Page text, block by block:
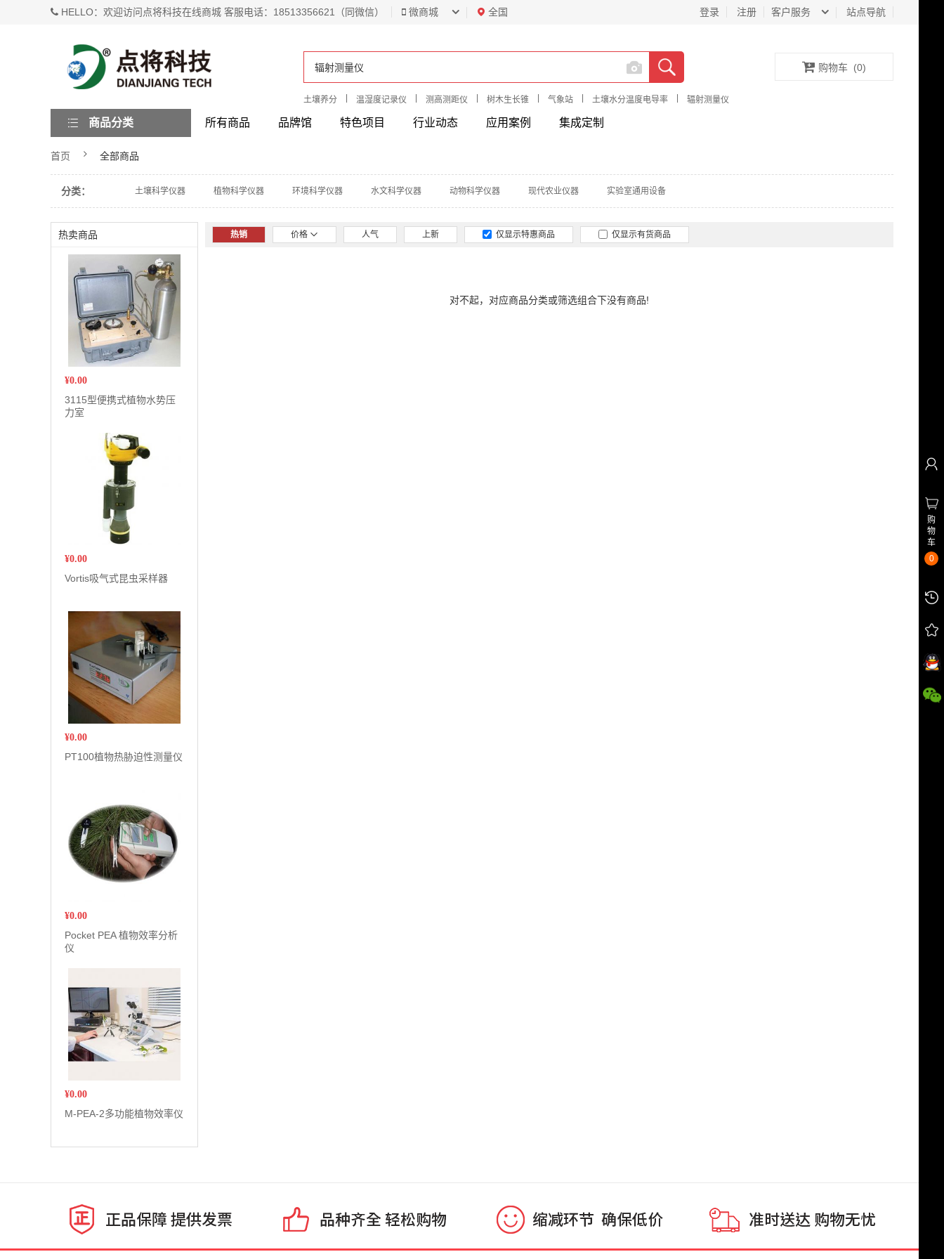
HELLO：欢迎访问点将科技在线商城 客服电话：18513356621（同微信） 微商城 全国 客户服务 站点导航
登录 注册
土壤养分 温湿度记录仪 测高测距仪 树木生长锥 气象站 土壤水分温度电导率 辐射测量仪
购物车 (0)
所有商品 品牌馆 特色项目 行业动态 应用案例 集成定制
商品分类
首页 全部商品
分类： 土壤科学仪器 植物科学仪器 环境科学仪器 水文科学仪器 动物科学仪器 现代农业仪器 实验室通用设备
热卖商品
¥0.00
3115型便携式植物水势压
力室
¥0.00
Vortis吸气式昆虫采样器
¥0.00
PT100植物热胁迫性测量仪
¥0.00
Pocket PEA 植物效率分析
仪
¥0.00
M-PEA-2多功能植物效率仪
热销 价格 人气 上新 仅显示特惠商品 仅显示有货商品
对不起，对应商品分类或筛选组合下没有商品!
购
物
车
0